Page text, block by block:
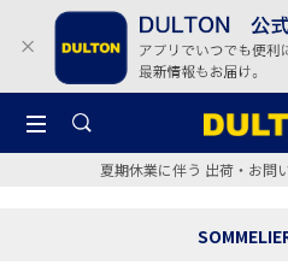
夏期休業に伴う 出荷・お問